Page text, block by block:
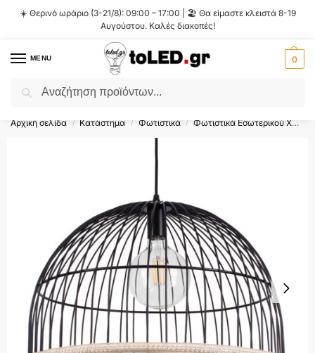
☀️ Θερινό ωράριο (3-21/8): 09:00 – 17:00 | 🏖️ Θα είμαστε κλειστά 8-19
Αυγούστου. Καλές διακοπές!
MENU 0
Flash Sale ⚡ 10% Έκπτωση με τον κωδικό
Αρχική σελίδα / Κατάστημα / Φωτιστικά / Φωτιστικά Εσωτερικού Χώρου